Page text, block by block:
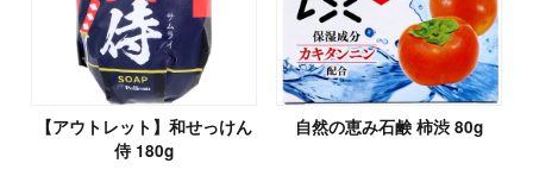
【アウトレット】和せっけん
侍 180g
自然の恵み石鹸 柿渋 80g